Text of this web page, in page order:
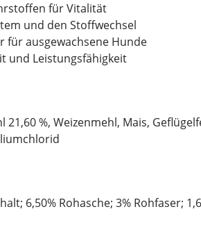
für Vitalität
und den Stoffwechsel
für ausgewachsene Hunde
und Leistungsfähigkeit
21,60 %, Weizenmehl, Mais,
6,50% Rohasche; 3% Rohfaser;